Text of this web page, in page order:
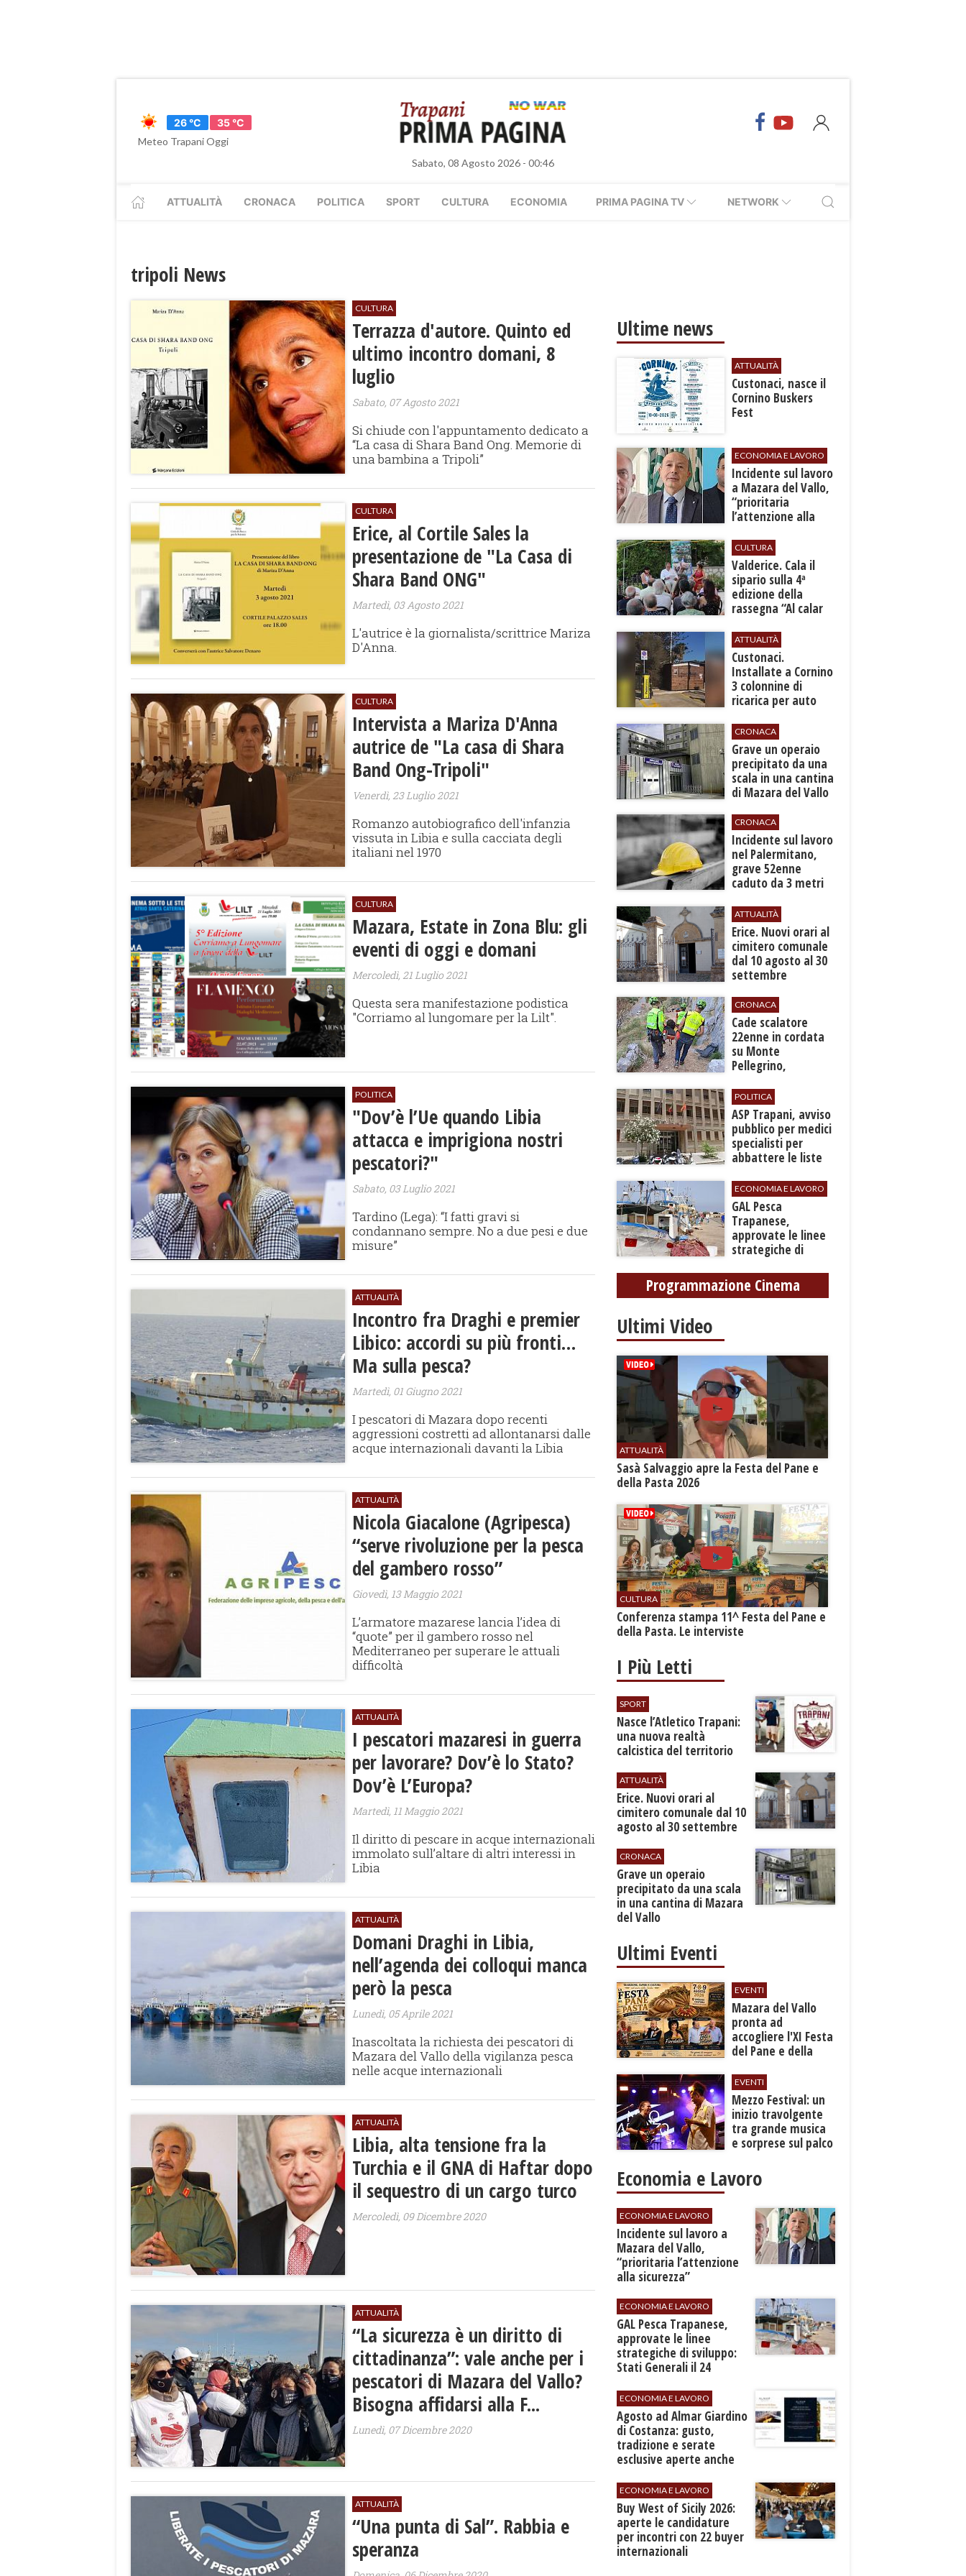
26 °C
35 °C
Meteo Trapani Oggi
Sabato, 08 Agosto 2026 - 00:46
ATTUALITÀ CRONACA POLITICA SPORT CULTURA ECONOMIA PRIMA PAGINA TV NETWORK
tripoli News
CULTURA
Terrazza d'autore. Quinto ed
ultimo incontro domani, 8
luglio
Sabato, 07 Agosto 2021
​Si chiude con l'appuntamento dedicato a
“La casa di Shara Band Ong. Memorie di
una bambina a Tripoli”
CULTURA
Erice, al Cortile Sales la
presentazione de "La Casa di
Shara Band ONG"
Martedì, 03 Agosto 2021
L'autrice è la giornalista/scrittrice Mariza
D'Anna.
CULTURA
Intervista a Mariza D'Anna
autrice de "La casa di Shara
Band Ong-Tripoli"
Venerdì, 23 Luglio 2021
Romanzo autobiografico dell'infanzia
vissuta in Libia e sulla cacciata degli
italiani nel 1970
CULTURA
Mazara, Estate in Zona Blu: gli
eventi di oggi e domani
Mercoledì, 21 Luglio 2021
Questa sera manifestazione podistica
"Corriamo al lungomare per la Lilt".
POLITICA
"Dov’è l’Ue quando Libia
attacca e imprigiona nostri
pescatori?"
Sabato, 03 Luglio 2021
Tardino (Lega): “I fatti gravi si
condannano sempre. No a due pesi e due
misure”
ATTUALITÀ
Incontro fra Draghi e premier
Libico: accordi su più fronti…
Ma sulla pesca?
Martedì, 01 Giugno 2021
I pescatori di Mazara dopo recenti
aggressioni costretti ad allontanarsi dalle
acque internazionali davanti la Libia
ATTUALITÀ
Nicola Giacalone (Agripesca)
“serve rivoluzione per la pesca
del gambero rosso”
Giovedì, 13 Maggio 2021
L’armatore mazarese lancia l’idea di
“quote” per il gambero rosso nel
Mediterraneo per superare le attuali
difficoltà
ATTUALITÀ
I pescatori mazaresi in guerra
per lavorare? Dov’è lo Stato?
Dov’è L’Europa?
Martedì, 11 Maggio 2021
Il diritto di pescare in acque internazionali
immolato sull’altare di altri interessi in
Libia
ATTUALITÀ
Domani Draghi in Libia,
nell’agenda dei colloqui manca
però la pesca
Lunedì, 05 Aprile 2021
Inascoltata la richiesta dei pescatori di
Mazara del Vallo della vigilanza pesca
nelle acque internazionali
ATTUALITÀ
Libia, alta tensione fra la
Turchia e il GNA di Haftar dopo
il sequestro di un cargo turco
Mercoledì, 09 Dicembre 2020
ATTUALITÀ
“La sicurezza è un diritto di
cittadinanza”: vale anche per i
pescatori di Mazara del Vallo?
Bisogna affidarsi alla F...
Lunedì, 07 Dicembre 2020
ATTUALITÀ
“Una punta di Sal”. Rabbia e
speranza
Ultime news
ATTUALITÀ
Custonaci, nasce il
Cornino Buskers
Fest
ECONOMIA E LAVORO
​Incidente sul lavoro
a Mazara del Vallo,
“prioritaria
l’attenzione alla
CULTURA
Valderice. Cala il
sipario sulla 4ª
edizione della
rassegna “Al calar
autori”
ATTUALITÀ
Custonaci.
Installate a Cornino
3 colonnine di
ricarica per auto
CRONACA
​Grave un operaio
precipitato da una
scala in una cantina
di Mazara del Vallo
CRONACA
​Incidente sul lavoro
nel Palermitano,
grave 52enne
caduto da 3 metri
ATTUALITÀ
​Erice. Nuovi orari al
cimitero comunale
dal 10 agosto al 30
settembre
CRONACA
​Cade scalatore
22enne in cordata
su Monte
Pellegrino,
grave ferita a una
gamba
POLITICA
ASP Trapani, avviso
pubblico per medici
specialisti per
abbattere le liste
ECONOMIA E LAVORO
GAL Pesca
Trapanese,
approvate le linee
strategiche di
Generali il 24
settembre
Programmazione Cinema
Ultimi Video
ATTUALITÀ
Sasà Salvaggio apre la Festa del Pane e
della Pasta 2026
CULTURA
Conferenza stampa 11^ Festa del Pane e
della Pasta. Le interviste
I Più Letti
SPORT
Nasce l’Atletico Trapani:
una nuova realtà
calcistica del territorio
ATTUALITÀ
​Erice. Nuovi orari al
cimitero comunale dal 10
agosto al 30 settembre
CRONACA
​Grave un operaio
precipitato da una scala
in una cantina di Mazara
del Vallo
Ultimi Eventi
EVENTI
Mazara del Vallo
pronta ad
accogliere l'XI Festa
del Pane e della
EVENTI
Mezzo Festival: un
inizio travolgente
tra grande musica
e sorprese sul palco
Economia e Lavoro
ECONOMIA E LAVORO
​Incidente sul lavoro a
Mazara del Vallo,
“prioritaria l’attenzione
alla sicurezza”
ECONOMIA E LAVORO
GAL Pesca Trapanese,
approvate le linee
strategiche di sviluppo:
Stati Generali il 24
ECONOMIA E LAVORO
Agosto ad Almar Giardino
di Costanza: gusto,
tradizione e serate
esclusive aperte anche
ECONOMIA E LAVORO
Buy West of Sicily 2026:
aperte le candidature
per incontri con 22 buyer
internazionali